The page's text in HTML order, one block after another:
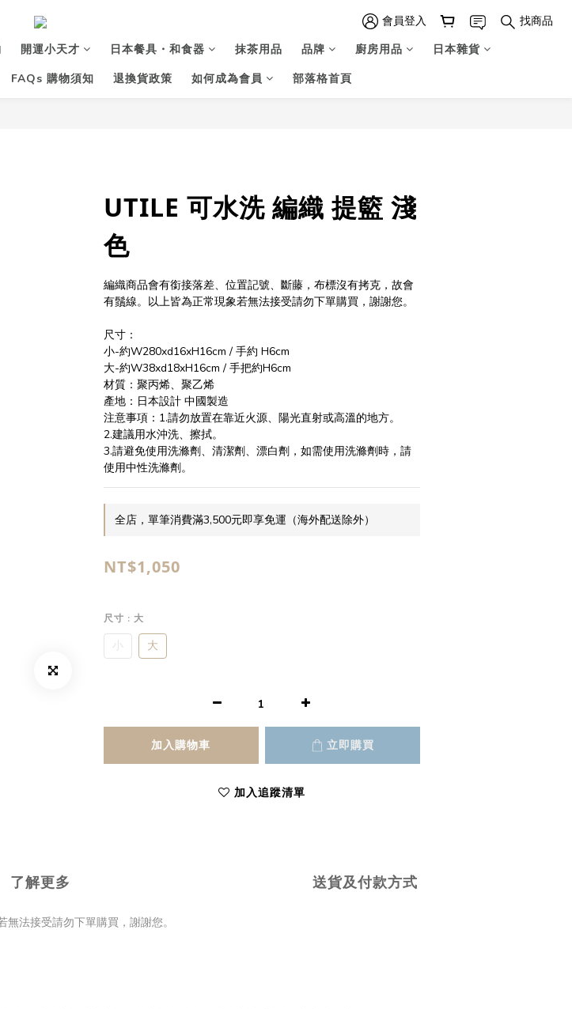
會員登入
找商品
開運小天才 日本餐具・和食器 抹茶用品 品牌 廚房用品
日本雜貨
FAQs 購物須知 退換貨政策 如何成為會員 部落格首頁
UTILE 可水洗 編織 提籃 淺
色
編織商品會有銜接落差、位置記號、斷藤，布標沒有拷克，故會
有鬚線。以上皆為正常現象若無法接受請勿下單購買，謝謝您。
尺寸：
小-約W280xd16xH16cm / 手約 H6cm
大-約W38xd18xH16cm / 手把約H6cm
材質：聚丙烯、聚乙烯
產地：日本設計 中國製造
注意事項：1.請勿放置在靠近火源、陽光直射或高溫的地方。
2.建議用水沖洗、擦拭。
3.請避免使用洗滌劑、清潔劑、漂白劑，如需使用洗滌劑時，請
使用中性洗滌劑。
全店，單筆消費滿3,500元即享免運（海外配送除外）
NT$1,050
尺寸 : 大
小 大
加入購物車 立即購買
加入追蹤清單
了解更多 送貨及付款方式
法接受請勿下單購買，謝謝您。